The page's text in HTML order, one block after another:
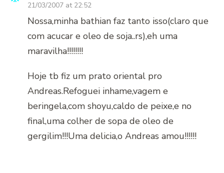
21/03/2007 at 22:52
Nossa,minha bathian faz tanto isso(claro que
com acucar e oleo de soja..rs),eh uma
maravilha!!!!!!!!
Hoje tb fiz um prato oriental pro
Andreas.Refoguei inhame,vagem e
beringela,com shoyu,caldo de peixe,e no
final,uma colher de sopa de oleo de
gergilim!!!Uma delicia,o Andreas amou!!!!!!